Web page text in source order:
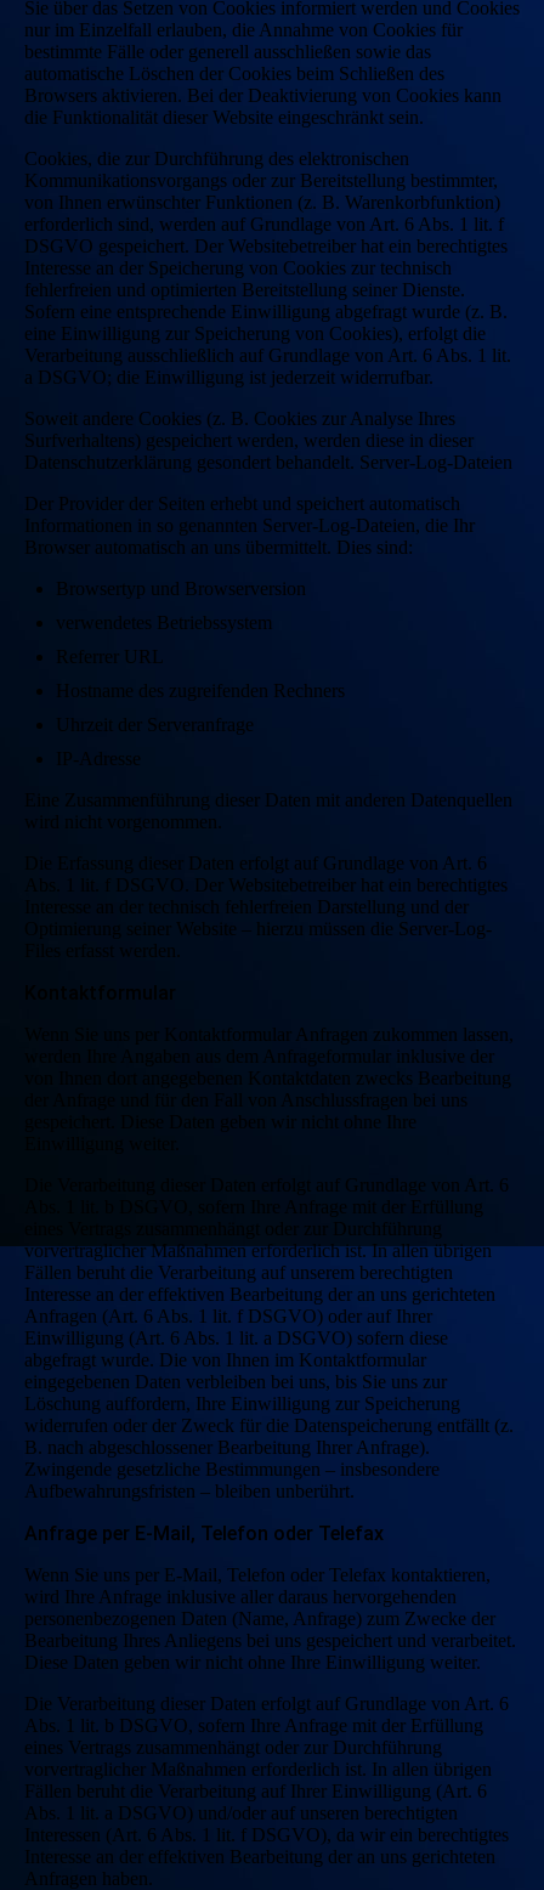
Sie über das Setzen von Cookies informiert werden und Cookies
nur im Einzelfall erlauben, die Annahme von Cookies für
bestimmte Fälle oder generell ausschließen sowie das
automatische Löschen der Cookies beim Schließen des
Browsers aktivieren. Bei der Deaktivierung von Cookies kann
die Funktionalität dieser Website eingeschränkt sein.
Cookies, die zur Durchführung des elektronischen
Kommunikationsvorgangs oder zur Bereitstellung bestimmter,
von Ihnen erwünschter Funktionen (z. B. Warenkorbfunktion)
erforderlich sind, werden auf Grundlage von Art. 6 Abs. 1 lit. f
DSGVO gespeichert. Der Websitebetreiber hat ein berechtigtes
Interesse an der Speicherung von Cookies zur technisch
fehlerfreien und optimierten Bereitstellung seiner Dienste.
Sofern eine entsprechende Einwilligung abgefragt wurde (z. B.
eine Einwilligung zur Speicherung von Cookies), erfolgt die
Verarbeitung ausschließlich auf Grundlage von Art. 6 Abs. 1 lit.
a DSGVO; die Einwilligung ist jederzeit widerrufbar.
Soweit andere Cookies (z. B. Cookies zur Analyse Ihres
Surfverhaltens) gespeichert werden, werden diese in dieser
Datenschutzerklärung gesondert behandelt. Server-Log-Dateien
Der Provider der Seiten erhebt und speichert automatisch
Informationen in so genannten Server-Log-Dateien, die Ihr
Browser automatisch an uns übermittelt. Dies sind:
Browsertyp und Browserversion
verwendetes Betriebssystem
Referrer URL
Hostname des zugreifenden Rechners
Uhrzeit der Serveranfrage
IP-Adresse
Eine Zusammenführung dieser Daten mit anderen Datenquellen
wird nicht vorgenommen.
Die Erfassung dieser Daten erfolgt auf Grundlage von Art. 6
Abs. 1 lit. f DSGVO. Der Websitebetreiber hat ein berechtigtes
Interesse an der technisch fehlerfreien Darstellung und der
Optimierung seiner Website – hierzu müssen die Server-Log-
Files erfasst werden.
Kontaktformular
Wenn Sie uns per Kontaktformular Anfragen zukommen lassen,
werden Ihre Angaben aus dem Anfrageformular inklusive der
von Ihnen dort angegebenen Kontaktdaten zwecks Bearbeitung
der Anfrage und für den Fall von Anschlussfragen bei uns
gespeichert. Diese Daten geben wir nicht ohne Ihre
Die Verarbeitung dieser Daten erfolgt auf Grundlage von Art. 6
Abs. 1 lit. b DSGVO, sofern Ihre Anfrage mit der Erfüllung
eines Vertrags zusammenhängt oder zur Durchführung
vorvertraglicher Maßnahmen erforderlich ist. In allen übrigen
Fällen beruht die Verarbeitung auf unserem berechtigten
Interesse an der effektiven Bearbeitung der an uns gerichteten
Anfragen (Art. 6 Abs. 1 lit. f DSGVO) oder auf Ihrer
Einwilligung (Art. 6 Abs. 1 lit. a DSGVO) sofern diese
abgefragt wurde. Die von Ihnen im Kontaktformular
eingegebenen Daten verbleiben bei uns, bis Sie uns zur
Löschung auffordern, Ihre Einwilligung zur Speicherung
widerrufen oder der Zweck für die Datenspeicherung entfällt (z.
B. nach abgeschlossener Bearbeitung Ihrer Anfrage).
Zwingende gesetzliche Bestimmungen – insbesondere
Aufbewahrungsfristen – bleiben unberührt.
Anfrage per E-Mail, Telefon oder Telefax
Wenn Sie uns per E-Mail, Telefon oder Telefax kontaktieren,
wird Ihre Anfrage inklusive aller daraus hervorgehenden
personenbezogenen Daten (Name, Anfrage) zum Zwecke der
Bearbeitung Ihres Anliegens bei uns gespeichert und verarbeitet.
Diese Daten geben wir nicht ohne Ihre Einwilligung weiter.
Die Verarbeitung dieser Daten erfolgt auf Grundlage von Art. 6
Abs. 1 lit. b DSGVO, sofern Ihre Anfrage mit der Erfüllung
eines Vertrags zusammenhängt oder zur Durchführung
vorvertraglicher Maßnahmen erforderlich ist. In allen übrigen
Fällen beruht die Verarbeitung auf Ihrer Einwilligung (Art. 6
Abs. 1 lit. a DSGVO) und/oder auf unseren berechtigten
Interessen (Art. 6 Abs. 1 lit. f DSGVO), da wir ein berechtigtes
Interesse an der effektiven Bearbeitung der an uns gerichteten
Anfragen haben.